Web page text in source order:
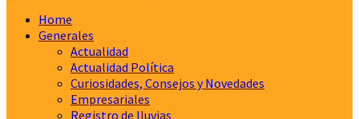
Home
Generales
Actualidad
Actualidad Política
Curiosidades, Consejos y Novedades
Empresariales
Registro de lluvias